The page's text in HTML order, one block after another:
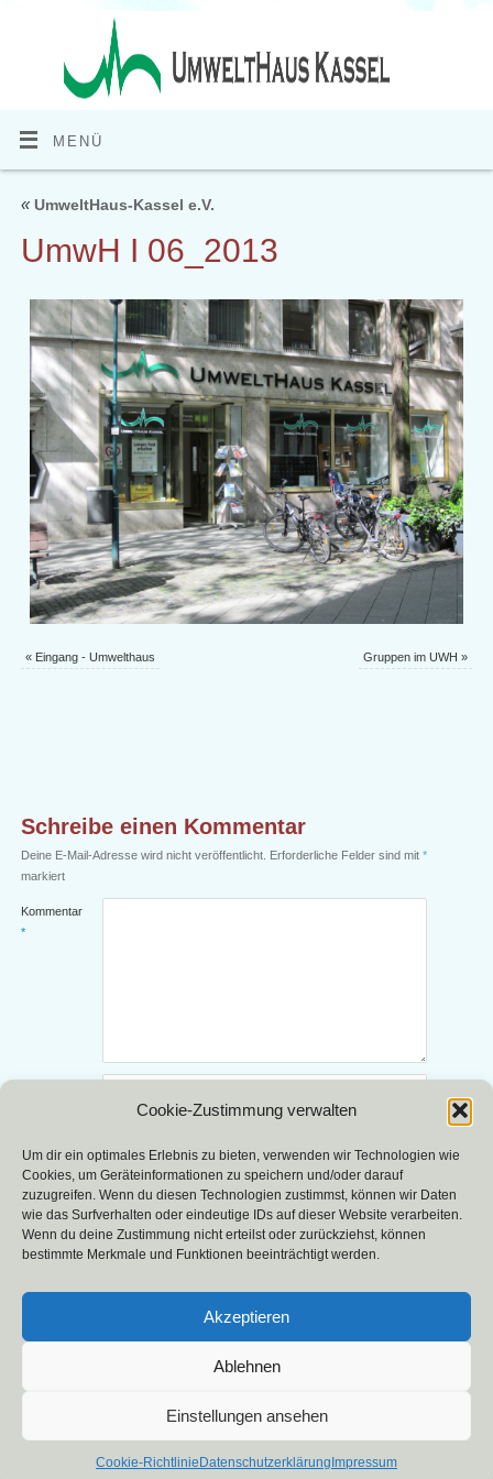
Cookie-Zustimmung verwalten
Um dir ein optimales Erlebnis zu bieten, verwenden wir Technologien wie
Cookies, um Geräteinformationen zu speichern und/oder darauf
zuzugreifen. Wenn du diesen Technologien zustimmst, können wir Daten
wie das Surfverhalten oder eindeutige IDs auf dieser Website verarbeiten.
Wenn du deine Zustimmung nicht erteilst oder zurückziehst, können
bestimmte Merkmale und Funktionen beeinträchtigt werden.
Akzeptieren
Ablehnen
Einstellungen ansehen
Cookie-Richtlinie Datenschutzerklärung Impressum
MENÜ
«UmweltHaus-Kassel e.V.
UmwH I 06_2013
« Eingang - Umwelthaus Gruppen im UWH »
Schreibe einen Kommentar
Deine E-Mail-Adresse wird nicht veröffentlicht. Erforderliche Felder sind mit *
markiert
Kommentar
*
E-Mail-
Adresse
*